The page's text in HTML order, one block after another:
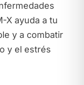
X ayuda a tu
y a combatir
y el estrés